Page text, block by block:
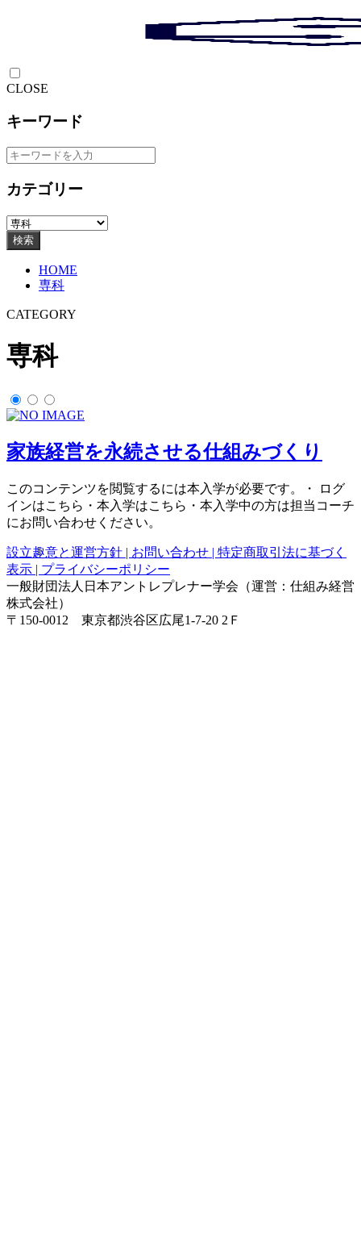
CLOSE
キーワード
カテゴリー
検索
HOME
専科
CATEGORY
専科
家族経営を永続させる仕組みづくり
このコンテンツを閲覧するには本入学が必要です。・ ログ
インはこちら・本入学はこちら・本入学中の方は担当コーチ
にお問い合わせください。
設立趣意と運営方針 | お問い合わせ | 特定商取引法に基づく
表示 | プライバシーポリシー
一般財団法人日本アントレプレナー学会（運営：仕組み経営
株式会社）
〒150-0012 東京都渋谷区広尾1-7-20 2Ｆ